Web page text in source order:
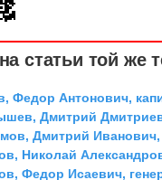
статьи той же
Федор Антонович,
Дмитрий
Дмитрий Иванович,
Николай
Федор Исаевич,